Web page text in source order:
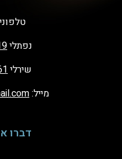
נפתלי
שירלי
מייל:
דברו